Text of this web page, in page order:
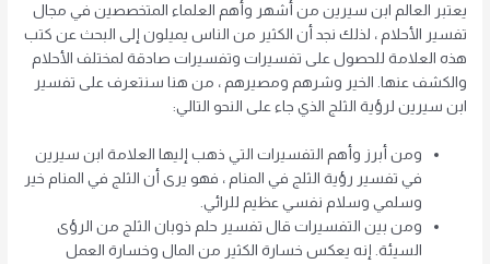
يعتبر العالم ابن سيرين من أشهر وأهم العلماء المتخصصين في مجال
تفسير الأحلام ، لذلك نجد أن الكثير من الناس يميلون إلى البحث عن كتب
هذه العلامة للحصول على تفسيرات وتفسيرات صادقة لمختلف الأحلام
والكشف عنها. الخير وشرهم ومصيرهم ، من هنا سنتعرف على تفسير
ابن سيرين لرؤية الثلج الذي جاء على النحو التالي:
ومن أبرز وأهم التفسيرات التي ذهب إليها العلامة ابن سيرين
في تفسير رؤية الثلج في المنام ، فهو يرى أن الثلج في المنام خير
وسلمي وسلام نفسي عظيم للرائي.
ومن بين التفسيرات قال تفسير حلم ذوبان الثلج من الرؤى
السيئة. إنه يعكس خسارة الكثير من المال وخسارة العمل